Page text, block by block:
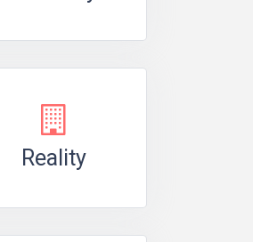
Reality